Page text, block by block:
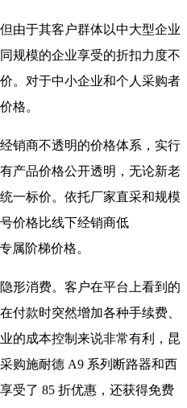
由于其客户群体以中大型企业
规模的企业享受的折扣力度不
。对于中小企业和个人采购者
格。
销商不透明的价格体系，实行
产品价格公开透明，无论新老
一标价。依托厂家直采和规模
价格比线下经销商低
属阶梯价格。
形消费。客户在平台上看到的
付款时突然增加各种手续费、
的成本控制来说非常有利，昆
购施耐德 A9 系列断路器和西
受了 85 折优惠，还获得免费